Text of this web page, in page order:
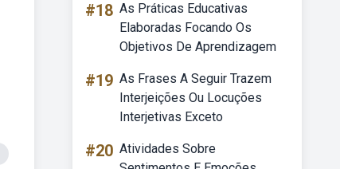
#18 As Práticas Educativas
Elaboradas Focando Os
Objetivos De Aprendizagem
#19 As Frases A Seguir Trazem
Interjeições Ou Locuções
Interjetivas Exceto
#20 Atividades Sobre